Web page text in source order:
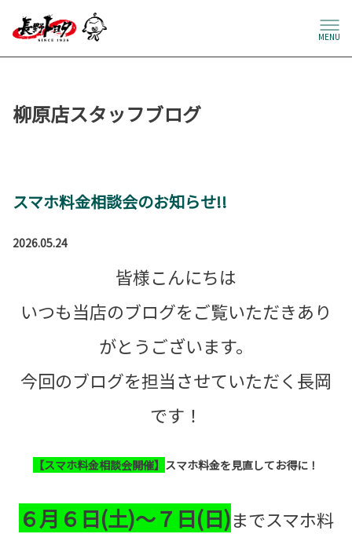
MENU
柳原店スタッフブログ
スマホ料金相談会のお知らせ!!
2026.05.24
皆様こんにちは
いつも当店のブログをご覧いただきあり
がとうございます。
今回のブログを担当させていただく長岡
です！
【スマホ料金相談会開催】 スマホ料金を見直してお得に！
６月６日(土)～７日(日)までスマホ料